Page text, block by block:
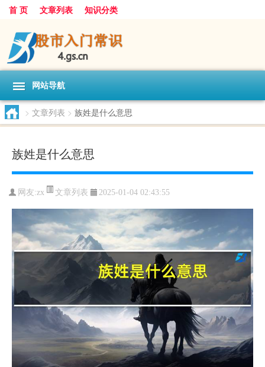
首 页 文章列表 知识分类
网站导航
> 文章列表 > 族姓是什么意思
族姓是什么意思
网友:zx 文章列表 2025-01-04 02:43:55